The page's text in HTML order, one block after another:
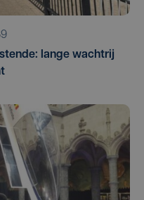
lange wachtrij